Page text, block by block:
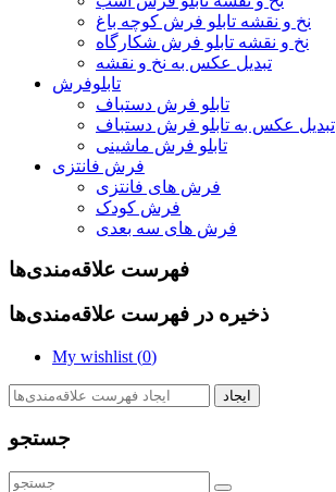
نخ و نقشه تابلو فرش کوچه باغ
نخ و نقشه تابلو فرش شکارگاه
تبدیل عکس به نخ و نقشه
تابلوفرش
تابلو فرش دستباف
تبدیل عکس به تابلو فرش دستباف
تابلو فرش ماشینی
فرش فانتزی
فرش های فانتزی
فرش کودک
فرش های سه بعدی
فهرست علاقه‌مندی‌ها
ذخیره در فهرست علاقه‌مندی‌ها
My wishlist (0)
ایجاد
جستجو